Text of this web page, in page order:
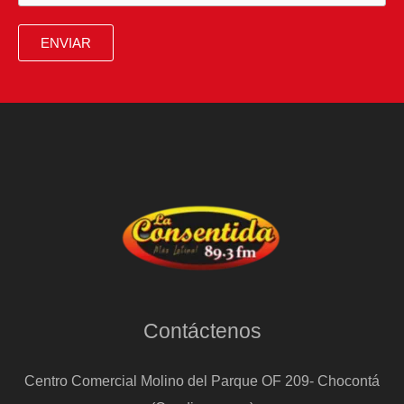
con
Presidencia
ENVIAR
Contáctenos
Centro Comercial Molino del Parque OF 209- Chocontá